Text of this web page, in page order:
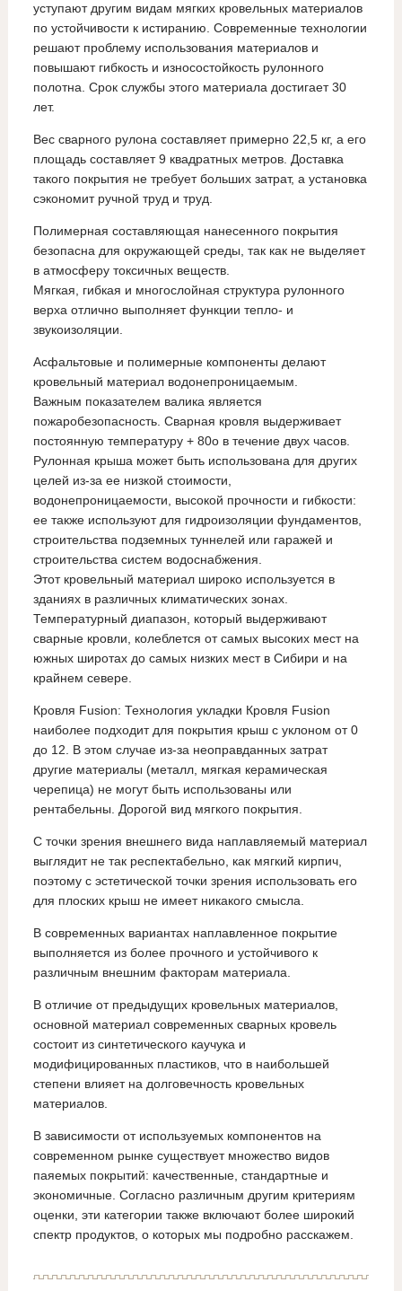
уступают другим видам мягких кровельных материалов
по устойчивости к истиранию. Современные технологии
решают проблему использования материалов и
повышают гибкость и износостойкость рулонного
полотна. Срок службы этого материала достигает 30
лет.
Вес сварного рулона составляет примерно 22,5 кг, а его
площадь составляет 9 квадратных метров. Доставка
такого покрытия не требует больших затрат, а установка
сэкономит ручной труд и труд.
Полимерная составляющая нанесенного покрытия
безопасна для окружающей среды, так как не выделяет
в атмосферу токсичных веществ.
Мягкая, гибкая и многослойная структура рулонного
верха отлично выполняет функции тепло- и
звукоизоляции.
Асфальтовые и полимерные компоненты делают
кровельный материал водонепроницаемым.
Важным показателем валика является
пожаробезопасность. Сварная кровля выдерживает
постоянную температуру + 80o в течение двух часов.
Рулонная крыша может быть использована для других
целей из-за ее низкой стоимости,
водонепроницаемости, высокой прочности и гибкости:
ее также используют для гидроизоляции фундаментов,
строительства подземных туннелей или гаражей и
строительства систем водоснабжения.
Этот кровельный материал широко используется в
зданиях в различных климатических зонах.
Температурный диапазон, который выдерживают
сварные кровли, колеблется от самых высоких мест на
южных широтах до самых низких мест в Сибири и на
крайнем севере.
Кровля Fusion: Технология укладки Кровля Fusion
наиболее подходит для покрытия крыш с уклоном от 0
до 12. В этом случае из-за неоправданных затрат
другие материалы (металл, мягкая керамическая
черепица) не могут быть использованы или
рентабельны. Дорогой вид мягкого покрытия.
С точки зрения внешнего вида наплавляемый материал
выглядит не так респектабельно, как мягкий кирпич,
поэтому с эстетической точки зрения использовать его
для плоских крыш не имеет никакого смысла.
В современных вариантах наплавленное покрытие
выполняется из более прочного и устойчивого к
различным внешним факторам материала.
В отличие от предыдущих кровельных материалов,
основной материал современных сварных кровель
состоит из синтетического каучука и
модифицированных пластиков, что в наибольшей
степени влияет на долговечность кровельных
материалов.
В зависимости от используемых компонентов на
современном рынке существует множество видов
паяемых покрытий: качественные, стандартные и
экономичные. Согласно различным другим критериям
оценки, эти категории также включают более широкий
спектр продуктов, о которых мы подробно расскажем.